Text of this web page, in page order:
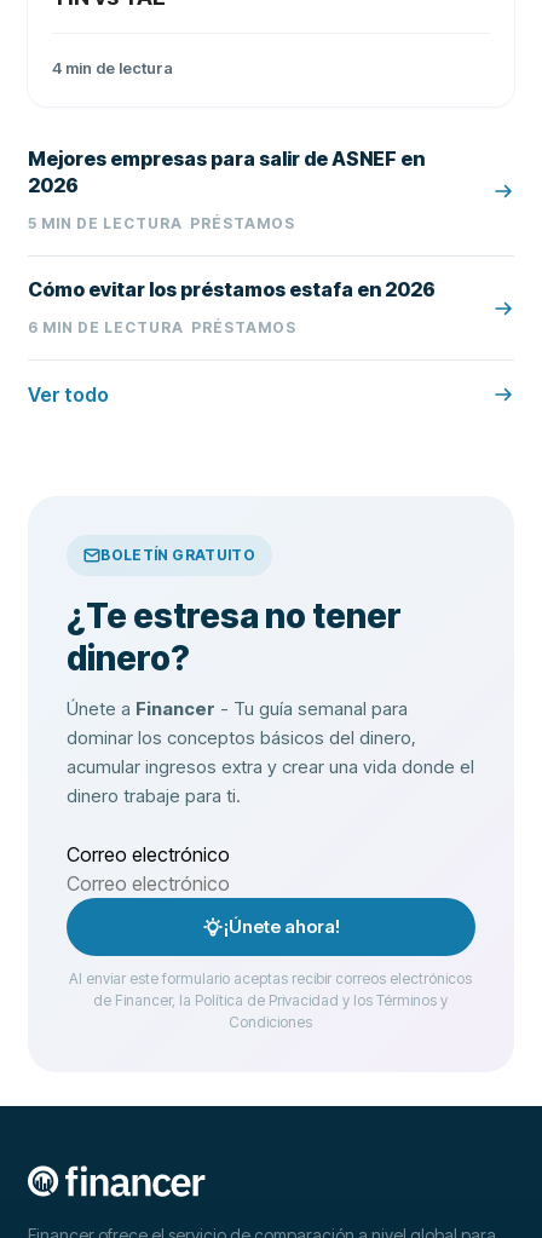
4 min de lectura
Mejores empresas para salir de ASNEF en
2026
5 MIN DE LECTURA PRÉSTAMOS
Cómo evitar los préstamos estafa en 2026
6 MIN DE LECTURA PRÉSTAMOS
Ver todo
BOLETÍN GRATUITO
¿Te estresa no tener
dinero?
Únete a Financer - Tu guía semanal para
dominar los conceptos básicos del dinero,
acumular ingresos extra y crear una vida donde el
dinero trabaje para ti.
Correo electrónico
¡Únete ahora!
Al enviar este formulario aceptas recibir correos electrónicos
de Financer, la Política de Privacidad y los Términos y
Condiciones